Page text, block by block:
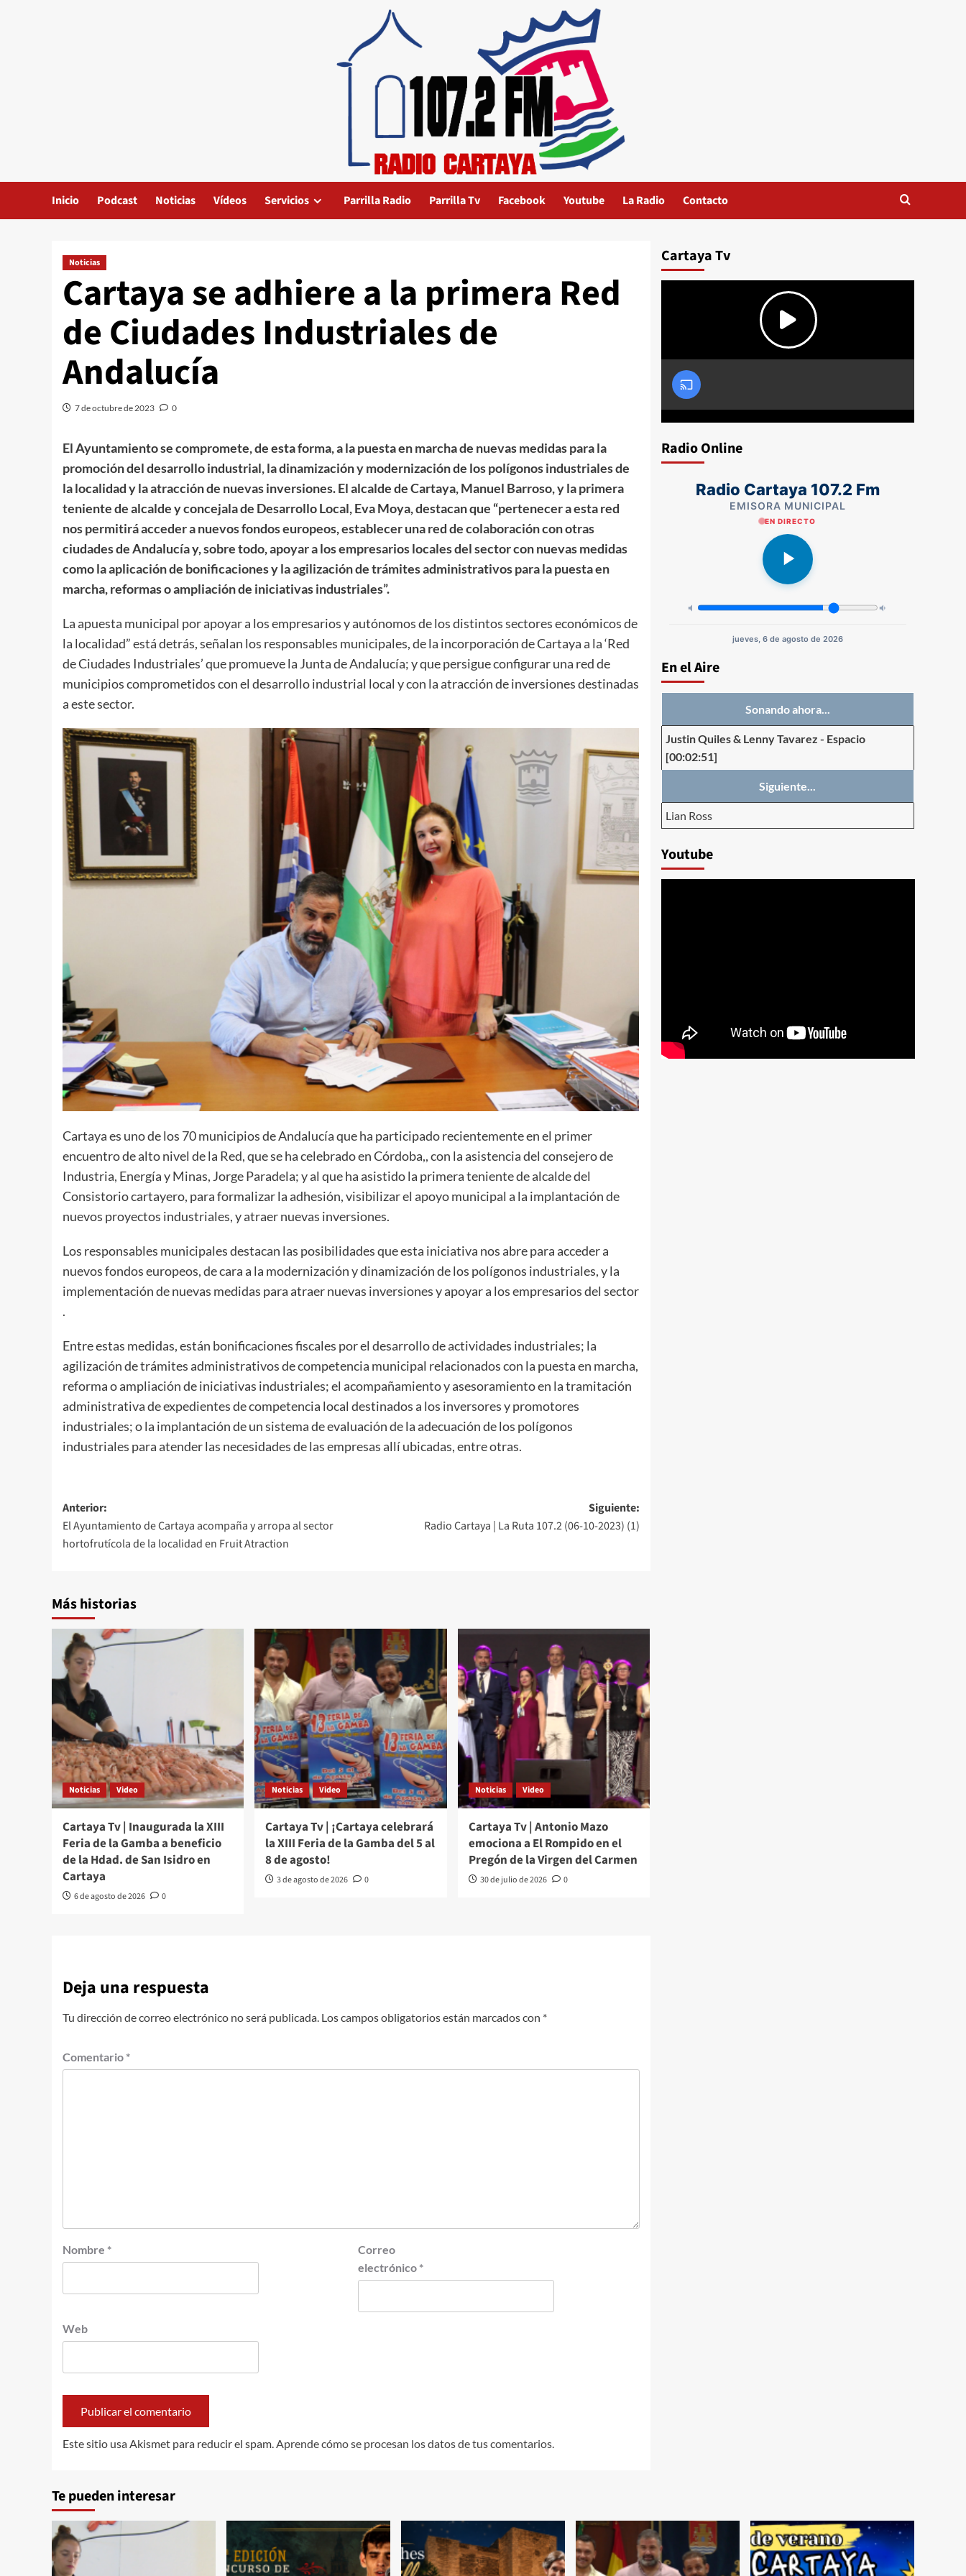
Inicio Podcast Noticias Vídeos Servicios Parrilla Radio Parrilla Tv Facebook Youtube La Radio Contacto
Noticias
Cartaya se adhiere a la primera Red
de Ciudades Industriales de
Andalucía
7 de octubre de 2023 0
El Ayuntamiento se compromete, de esta forma, a la puesta en marcha de nuevas medidas para la
promoción del desarrollo industrial, la dinamización y modernización de los polígonos industriales de
la localidad y la atracción de nuevas inversiones. El alcalde de Cartaya, Manuel Barroso, y la primera
teniente de alcalde y concejala de Desarrollo Local, Eva Moya, destacan que “pertenecer a esta red
nos permitirá acceder a nuevos fondos europeos, establecer una red de colaboración con otras
ciudades de Andalucía y, sobre todo, apoyar a los empresarios locales del sector con nuevas medidas
como la aplicación de bonificaciones y la agilización de trámites administrativos para la puesta en
marcha, reformas o ampliación de iniciativas industriales”.
La apuesta municipal por apoyar a los empresarios y autónomos de los distintos sectores económicos de
la localidad” está detrás, señalan los responsables municipales, de la incorporación de Cartaya a la ‘Red
de Ciudades Industriales’ que promueve la Junta de Andalucía; y que persigue configurar una red de
municipios comprometidos con el desarrollo industrial local y con la atracción de inversiones destinadas
a este sector.
Cartaya es uno de los 70 municipios de Andalucía que ha participado recientemente en el primer
encuentro de alto nivel de la Red, que se ha celebrado en Córdoba,, con la asistencia del consejero de
Industria, Energía y Minas, Jorge Paradela; y al que ha asistido la primera teniente de alcalde del
Consistorio cartayero, para formalizar la adhesión, visibilizar el apoyo municipal a la implantación de
nuevos proyectos industriales, y atraer nuevas inversiones.
Los responsables municipales destacan las posibilidades que esta iniciativa nos abre para acceder a
nuevos fondos europeos, de cara a la modernización y dinamización de los polígonos industriales, y la
implementación de nuevas medidas para atraer nuevas inversiones y apoyar a los empresarios del sector
.
Entre estas medidas, están bonificaciones fiscales por el desarrollo de actividades industriales; la
agilización de trámites administrativos de competencia municipal relacionados con la puesta en marcha,
reforma o ampliación de iniciativas industriales; el acompañamiento y asesoramiento en la tramitación
administrativa de expedientes de competencia local destinados a los inversores y promotores
industriales; o la implantación de un sistema de evaluación de la adecuación de los polígonos
industriales para atender las necesidades de las empresas allí ubicadas, entre otras.
Anterior:
El Ayuntamiento de Cartaya acompaña y arropa al sector
hortofrutícola de la localidad en Fruit Atraction
Siguiente:
Radio Cartaya | La Ruta 107.2 (06-10-2023) (1)
Más historias
Noticias Video
Cartaya Tv | Inaugurada la XIII
Feria de la Gamba a beneficio
de la Hdad. de San Isidro en
Cartaya
6 de agosto de 2026 0
Noticias Video
Cartaya Tv | ¡Cartaya celebrará
la XIII Feria de la Gamba del 5 al
8 de agosto!
3 de agosto de 2026 0
Noticias Video
Cartaya Tv | Antonio Mazo
emociona a El Rompido en el
Pregón de la Virgen del Carmen
30 de julio de 2026 0
Deja una respuesta
Tu dirección de correo electrónico no será publicada. Los campos obligatorios están marcados con *
Comentario *
Nombre *
Correo
electrónico *
Web
Este sitio usa Akismet para reducir el spam.Aprende cómo se procesan los datos de tus comentarios.
Cartaya Tv
Radio Online
Radio Cartaya 107.2 Fm
EMISORA MUNICIPAL
EN DIRECTO
jueves, 6 de agosto de 2026
En el Aire
Sonando ahora...
Justin Quiles & Lenny Tavarez - Espacio
[00:02:51]
Siguiente...
Lian Ross
Youtube
Te pueden interesar